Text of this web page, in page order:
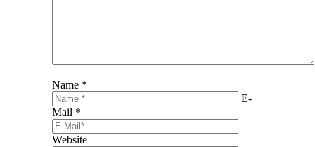
Name *
E-
Mail *
Website